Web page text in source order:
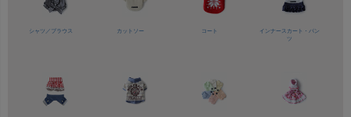
シャツ／ ブラウス カットソー コート
インナースカート・パン
ツ